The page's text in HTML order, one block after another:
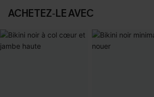
ACHETEZ‑LE AVEC